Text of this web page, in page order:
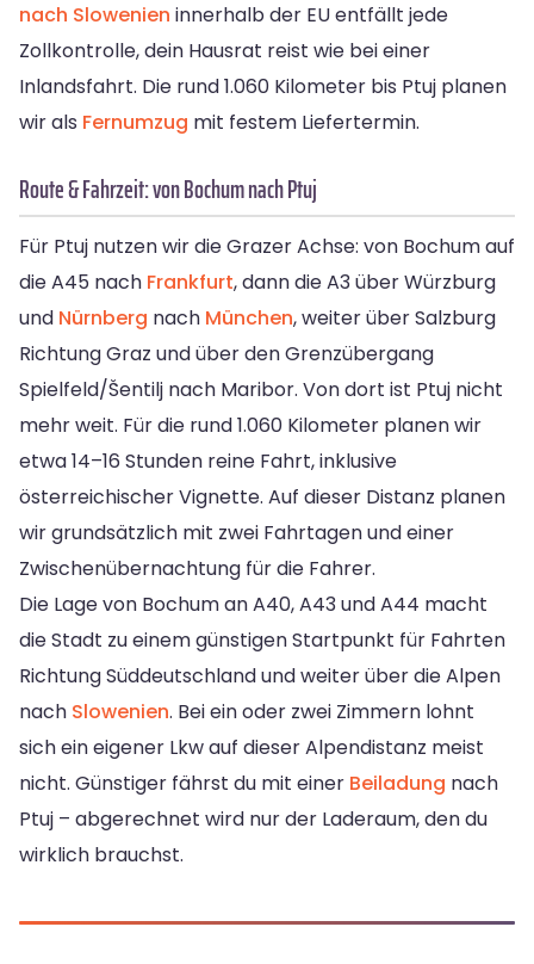
nach Slowenien innerhalb der EU entfällt jede
Zollkontrolle, dein Hausrat reist wie bei einer
Inlandsfahrt. Die rund 1.060 Kilometer bis Ptuj planen
wir als Fernumzug mit festem Liefertermin.
Route & Fahrzeit: von Bochum nach Ptuj
Für Ptuj nutzen wir die Grazer Achse: von Bochum auf
die A45 nach Frankfurt, dann die A3 über Würzburg
und Nürnberg nach München, weiter über Salzburg
Richtung Graz und über den Grenzübergang
Spielfeld/Šentilj nach Maribor. Von dort ist Ptuj nicht
mehr weit. Für die rund 1.060 Kilometer planen wir
etwa 14–16 Stunden reine Fahrt, inklusive
österreichischer Vignette. Auf dieser Distanz planen
wir grundsätzlich mit zwei Fahrtagen und einer
Zwischenübernachtung für die Fahrer.
Die Lage von Bochum an A40, A43 und A44 macht
die Stadt zu einem günstigen Startpunkt für Fahrten
Richtung Süddeutschland und weiter über die Alpen
nach Slowenien. Bei ein oder zwei Zimmern lohnt
sich ein eigener Lkw auf dieser Alpendistanz meist
nicht. Günstiger fährst du mit einer Beiladung nach
Ptuj – abgerechnet wird nur der Laderaum, den du
wirklich brauchst.